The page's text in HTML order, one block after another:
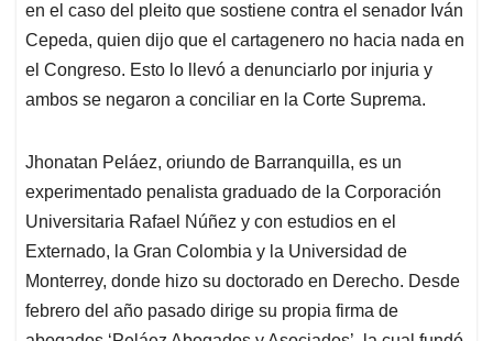
en el caso del pleito que sostiene contra el senador Iván
Cepeda, quien dijo que el cartagenero no hacia nada en
el Congreso. Esto lo llevó a denunciarlo por injuria y
ambos se negaron a conciliar en la Corte Suprema.
Jhonatan Peláez, oriundo de Barranquilla, es un
experimentado penalista graduado de la Corporación
Universitaria Rafael Núñez y con estudios en el
Externado, la Gran Colombia y la Universidad de
Monterrey, donde hizo su doctorado en Derecho. Desde
febrero del año pasado dirige su propia firma de